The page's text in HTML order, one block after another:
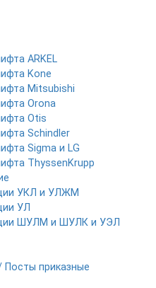
ARKEL
Kone
Mitsubishi
Orona
Otis
Schindler
Sigma и LG
ThyssenKrupp
УКЛ и УЛЖМ
УЛ
ШУЛМ и ШУЛК и УЭЛ
приказные